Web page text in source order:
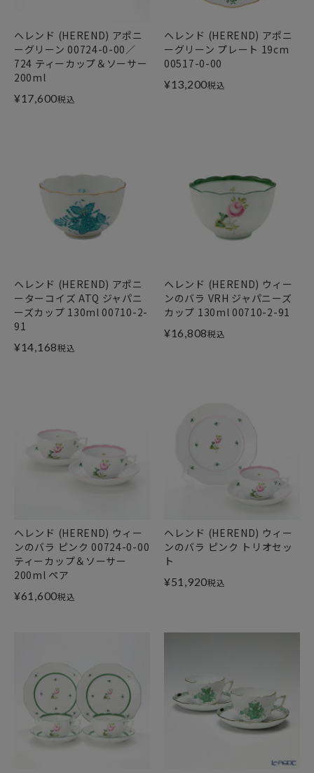
ヘレンド (HEREND) アポニ
ーグリーン 00724-0-00／
724 ティーカップ＆ソーサー
200ml
¥17,600税込
ヘレンド (HEREND) アポニ
ーグリーン プレート 19cm
00517-0-00
¥13,200税込
ヘレンド (HEREND) アポニ
ーターコイズ ATQ ジャパニ
ーズカップ 130ml 00710-2-
91
¥14,168税込
ヘレンド (HEREND) ウィー
ンのバラ VRH ジャパニーズ
カップ 130ml 00710-2-91
¥16,808税込
ヘレンド (HEREND) ウィー
ンのバラ ピンク 00724-0-00
ティーカップ＆ソーサー
200ml ペア
¥61,600税込
ヘレンド (HEREND) ウィー
ンのバラ ピンク トリオセッ
ト
¥51,920税込